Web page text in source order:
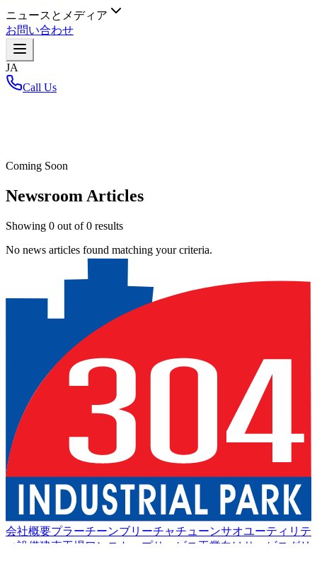
ニュースとメディア
お問い合わせ
JA
Call Us
Coming Soon
Newsroom Articles
Showing 0 out of0 results
No news articles found matching your criteria.
会社概要プラーチーンブリーチャチューンサオユーティリテ
ィ設備建売工場 ワンストップサービス 工業向けサービス グリ